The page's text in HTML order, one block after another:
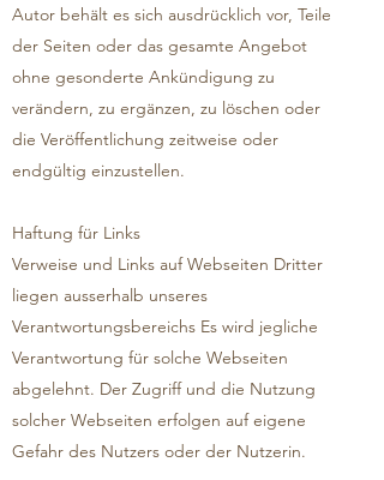
Autor behält es sich ausdrücklich vor, Teile
der Seiten oder das gesamte Angebot
ohne gesonderte Ankündigung zu
verändern, zu ergänzen, zu löschen oder
die Veröffentlichung zeitweise oder
endgültig einzustellen.
Haftung für Links
Verweise und Links auf Webseiten Dritter
liegen ausserhalb unseres
Verantwortungsbereichs Es wird jegliche
Verantwortung für solche Webseiten
abgelehnt. Der Zugriff und die Nutzung
solcher Webseiten erfolgen auf eigene
Gefahr des Nutzers oder der Nutzerin.